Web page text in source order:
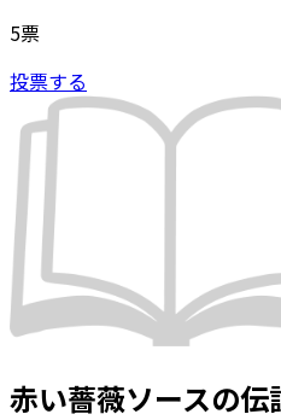
5票
投票する
赤い薔薇ソースの伝